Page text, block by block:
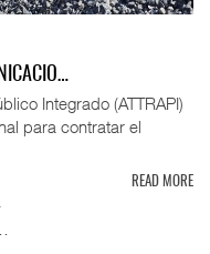
Integrado (ATTRAPI)
para contratar el
READ MORE